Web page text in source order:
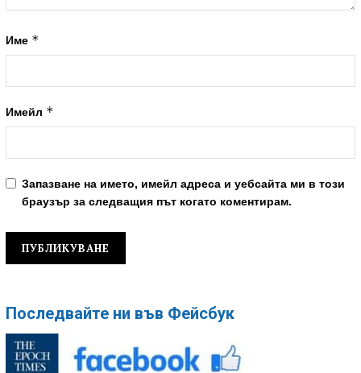
Име *
Имейл *
Запазване на името, имейл адреса и уебсайта ми в този
браузър за следващия път когато коментирам.
Последвайте ни във Фейсбук